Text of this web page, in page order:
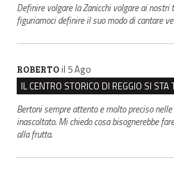
Definire volgare la Zanicchi volgare ai nostri
figuriamoci definire il suo modo di cantare
ROBERTO il 5 Ago
Bertoni sempre attento e molto preciso
inascoltato. Mi chiedo cosa bisognerebbe
alla frutta.